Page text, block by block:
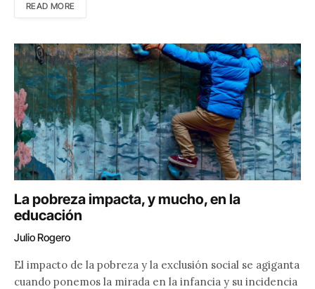
READ MORE
La pobreza impacta, y mucho, en la
educación
Julio Rogero
El impacto de la pobreza y la exclusión social se agiganta
cuando ponemos la mirada en la infancia y su incidencia